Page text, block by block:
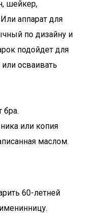
шейкер,
аппарат для
по дизайну и
подойдет для
осваивать
бра.
или копия
маслом.
60-летней